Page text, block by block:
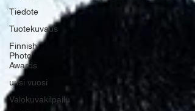
Tiedote
Tuotekuvaus
Finnish
Photo
Awards
uusi vuosi
Valokuvakilpailu